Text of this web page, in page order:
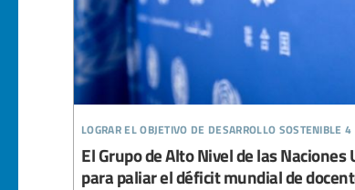
lograr el objetivo de desarrollo sostenible 4
El Grupo de Alto Nivel de las
para paliar el déficit mundial de